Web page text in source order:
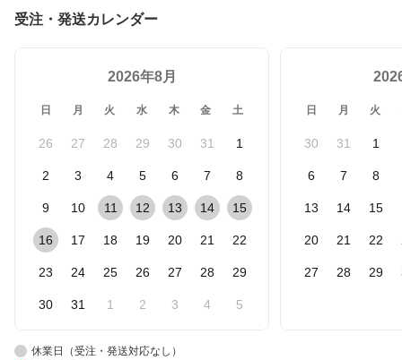
受注・発送カレンダー
2026年8月
日 月 火 水 木 金 土
26 27 28 29 30 31 1
2 3 4 5 6 7 8
9 10 11 12 13 14 15
16 17 18 19 20 21 22
23 24 25 26 27 28 29
30 31 1 2 3 4 5
日 月 火
30 31 1
6 7 8
13 14 15
20 21 22
27 28 29
休業日（受注・発送対応なし）